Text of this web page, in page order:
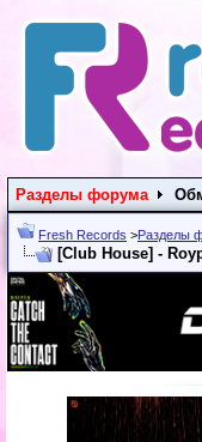
Разделы форума
Fresh Records >Разделы
[Club House] -